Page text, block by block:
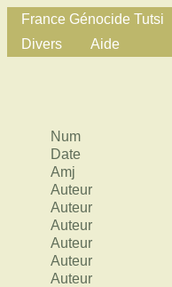
France Génocide Tutsi
Divers
Aide
Num
Date
Amj
Auteur
Auteur
Auteur
Auteur
Auteur
Auteur